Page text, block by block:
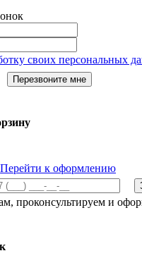
своих персональных
Перезвоните мне
Перейти к оформлению
проконсультируем и